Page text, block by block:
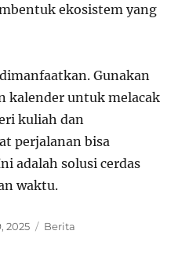
ekosistem yang
Gunakan
kalender untuk melacak
kuliah dan
perjalanan bisa
adalah solusi cerdas
waktu.
2025 Categories
Berita